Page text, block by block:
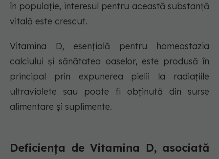
în populație, interesul pentru această substanță
vitală este crescut.
Vitamina D, esențială pentru homeostazia
calciului și sănătatea oaselor, este produsă în
principal prin expunerea pielii la radiațiile
ultraviolete sau poate fi obținută din surse
alimentare și suplimente.
Deficiența de Vitamina D, asociată